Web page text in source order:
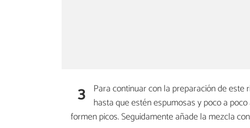
3 Para continuar con la preparación de este
hasta que estén espumosas y poco a
formen picos. Seguidamente añade la mezcla